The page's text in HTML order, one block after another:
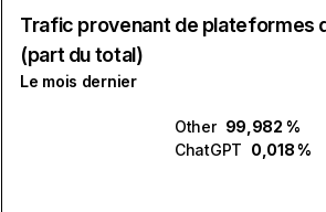
Trafic provenant de plateformes
(part du total)
Le mois dernier
Other 99,982 %
ChatGPT 0,018 %